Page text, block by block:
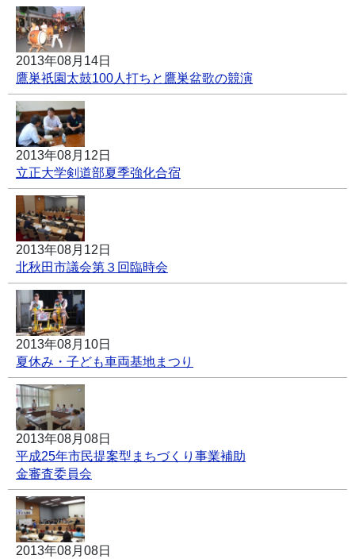
2013年08月14日
鷹巣祇園太鼓100人打ちと鷹巣盆歌の競演
2013年08月12日
立正大学剣道部夏季強化合宿
2013年08月12日
北秋田市議会第３回臨時会
2013年08月10日
夏休み・子ども車両基地まつり
2013年08月08日
平成25年市民提案型まちづくり事業補助
金審査委員会
2013年08月08日